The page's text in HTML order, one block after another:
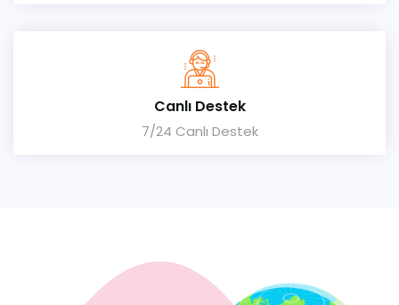
Canlı Destek
7/24 Canlı Destek